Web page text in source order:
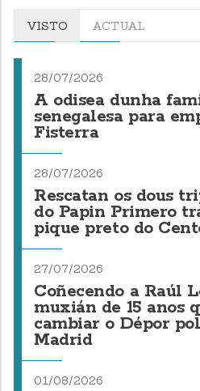
VISTO ACTUAL
28/07/2026
A odisea dunha
senegalesa para
Fisterra
28/07/2026
Rescatan os dous
do Papin Primero
pique preto do
27/07/2026
Coñecendo a Raúl
muxián de 15 anos
cambiar o Dépor
Madrid
01/08/2026